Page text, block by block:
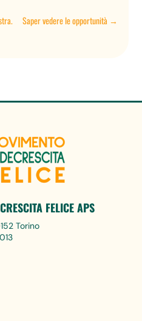
Saper vedere le opportunità→
FELICE APS
Torino